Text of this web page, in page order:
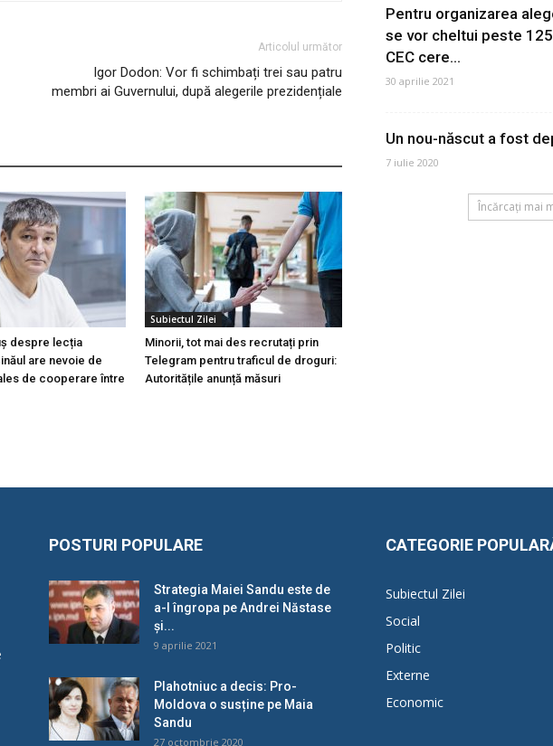
Articolul următor
Igor Dodon: Vor fi schimbați trei sau patru
membri ai Guvernului, după alegerile prezidențiale
despre lecția
are nevoie de
de cooperare între
Subiectul Zilei
Minorii, tot mai des recrutați prin
Telegram pentru traficul de droguri:
Autoritățile anunță măsuri
Pentru organizarea
se vor cheltui peste
CEC cere...
30 aprilie 2021
Un nou-născut a fost
7 iulie 2020
Încărcați mai
POSTURI POPULARE
Strategia Maiei Sandu este de
a-l îngropa pe Andrei Năstase
și...
9 aprilie 2021
Plahotniuc a decis: Pro-
Moldova o susține pe Maia
Sandu
27 octombrie 2020
CATEGORIE
Subiectul Zilei
Social
Politic
Externe
Economic